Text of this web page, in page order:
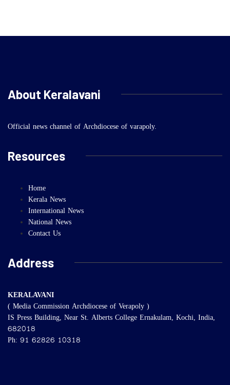
About Keralavani
Official news channel of Archdiocese of varapoly.
Resources
Home
Kerala News
International News
National News
Contact Us
Address
KERALAVANI
( Media Commission Archdiocese of Verapoly )
IS Press Building, Near St. Alberts College Ernakulam, Kochi, India,
682018
Ph: 91 62826 10318